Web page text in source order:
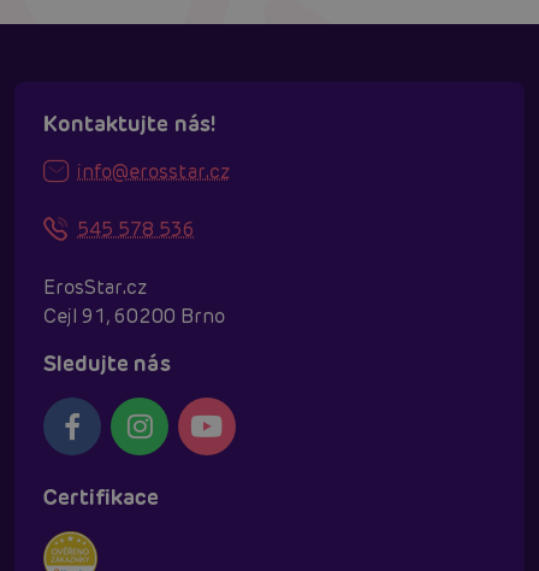
Kontaktujte nás!
info@erosstar.cz
545 578 536
ErosStar.cz
Cejl 91, 60200 Brno
Sledujte nás
Certifikace